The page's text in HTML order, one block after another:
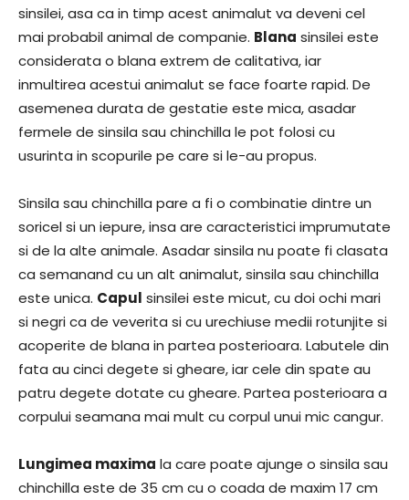
sinsilei, asa ca in timp acest animalut va deveni cel
mai probabil animal de companie. Blana sinsilei este
considerata o blana extrem de calitativa, iar
inmultirea acestui animalut se face foarte rapid. De
asemenea durata de gestatie este mica, asadar
fermele de sinsila sau chinchilla le pot folosi cu
usurinta in scopurile pe care si le-au propus.
Sinsila sau chinchilla pare a fi o combinatie dintre un
soricel si un iepure, insa are caracteristici imprumutate
si de la alte animale. Asadar sinsila nu poate fi clasata
ca semanand cu un alt animalut, sinsila sau chinchilla
este unica. Capul sinsilei este micut, cu doi ochi mari
si negri ca de veverita si cu urechiuse medii rotunjite si
acoperite de blana in partea posterioara. Labutele din
fata au cinci degete si gheare, iar cele din spate au
patru degete dotate cu gheare. Partea posterioara a
corpului seamana mai mult cu corpul unui mic cangur.
Lungimea maxima la care poate ajunge o sinsila sau
chinchilla este de 35 cm cu o coada de maxim 17 cm